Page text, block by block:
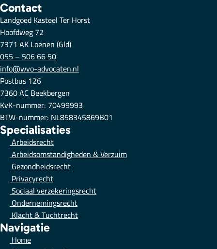
Contact
Landgoed Kasteel Ter Horst
Hoofdweg 72
7371 AK Loenen (Gld)
055 – 506 66 50
info@wvo-advocaten.nl
Postbus 126
7360 AC Beekbergen
KvK-nummer: 70499993
BTW-nummer: NL858345869B01
Specialisaties
Arbeidsrecht
Arbeidsomstandigheden & Verzuim
Gezondheidsrecht
Privacyrecht
Sociaal verzekeringsrecht
Ondernemingsrecht
Klacht & Tuchtrecht
Navigatie
Home